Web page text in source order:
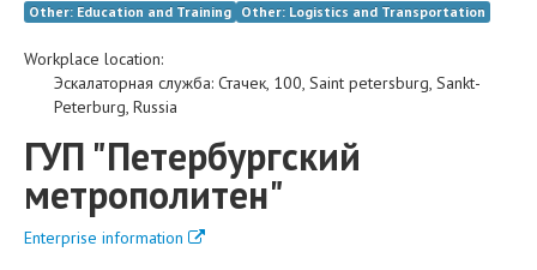
Other: Education and Training Other: Logistics and Transportation
Workplace location:
Эскалаторная служба: Стачек, 100, Saint petersburg, Sankt-
Peterburg, Russia
ГУП "Петербургский
метрополитен"
Enterprise information